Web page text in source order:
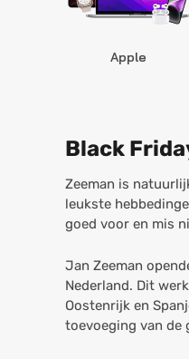
Apple
Black
Zeeman is
leukste
goed voor en mis
Jan Zeeman
Nederland. Dit
Oostenrijk en
toevoeging van de